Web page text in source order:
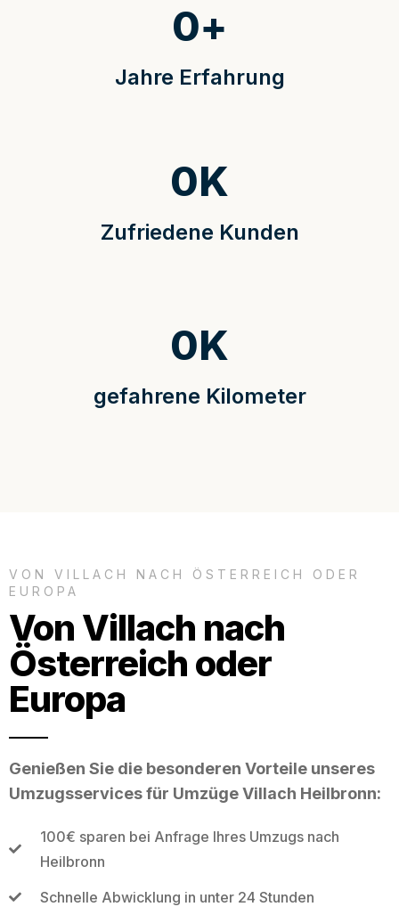
Jahre Erfahrung
0+
Zufriedene Kunden
0K
gefahrene Kilometer
0K
VON VILLACH NACH ÖSTERREICH ODER
EUROPA
Von Villach nach
Österreich oder
Europa
Genießen Sie die besonderen Vorteile unseres
Umzugsservices für Umzüge Villach Heilbronn:
100€ sparen bei Anfrage Ihres Umzugs nach
Heilbronn
Schnelle Abwicklung in unter 24 Stunden